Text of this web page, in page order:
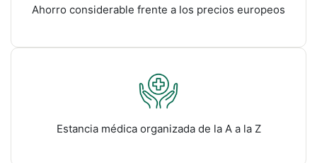
Ahorro considerable frente a los precios europeos
Estancia médica organizada de la A a la Z